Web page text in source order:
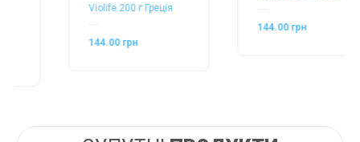
Violife 200 г Греція